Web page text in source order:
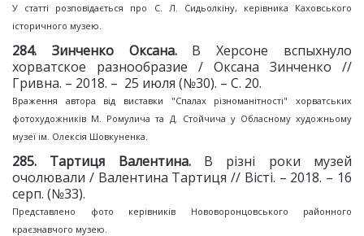
У статті розповідається про С. Л. Сидьолкіну, керівника Каховського
історичного музею.
284. Зинченко Оксана. В Херсоне вспыхнуло
хорватское разнообразие / Оксана Зинченко //
Гривна. – 2018. – 25 июля (№30). – С. 20.
Враження автора від виставки "Спалах різноманітності" хорватських
фотохудожників М. Ромулича та Д. Стойчича у Обласному художньому
музеї ім. Олексія Шовкуненка.
285. Тартиця Валентина. В різні роки музей
очолювали / Валентина Тартиця // Вісті. – 2018. – 16
серп. (№33).
Представлено фото керівників Нововоронцовського районного
краєзнавчого музею.